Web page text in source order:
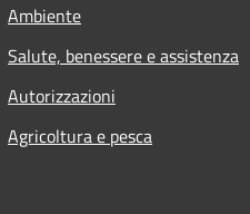
Ambiente
Salute, benessere e assistenza
Autorizzazioni
Agricoltura e pesca